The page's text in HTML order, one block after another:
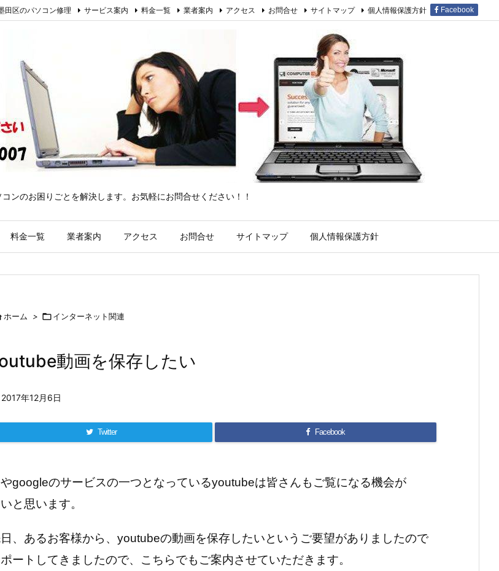
ンのお困りごとを解決します。お気軽にお問合せください！！
料金一覧 業者案内 アクセス お問合せ サイトマップ 個人情報保護方針
田区のパソコン修理 サービス案内 料金一覧 業者案内 アクセス お問合せ サイトマップ 個人情報保護方針 Facebook
ホーム > インターネット関連
動画を保存したい
2017年12月6日
Twitter Facebook
googleのサービスの一つとなっているyoutubeは皆さんもご覧になる機会が
と思います。
、あるお客様から、youtubeの動画を保存したいというご要望がありましたので
ートしてきましたので、こちらでもご案内させていただきます。